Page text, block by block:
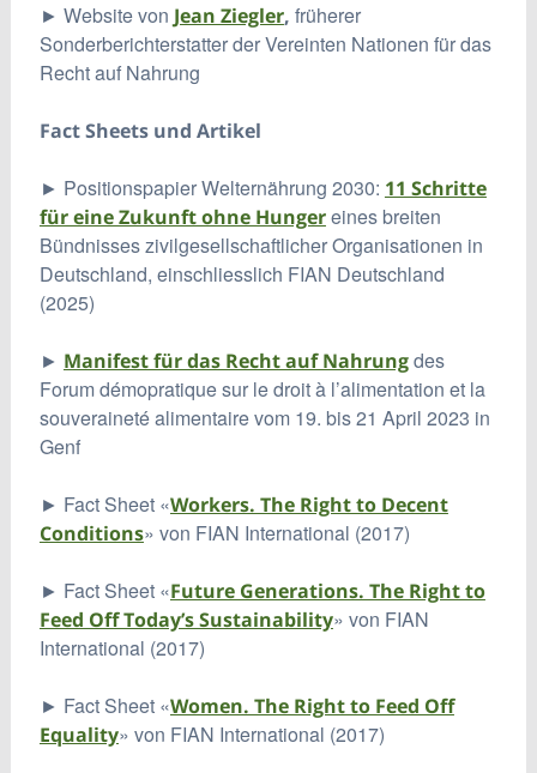
► Website von Jean Ziegler, früherer
Sonderberichterstatter der Vereinten Nationen für das
Recht auf Nahrung
Fact Sheets und Artikel
► Positionspapier Welternährung 2030: 11 Schritte
für eine Zukunft ohne Hungereines breiten
Bündnisses zivilgesellschaftlicher Organisationen in
Deutschland, einschliesslich FIAN Deutschland
(2025)
► Manifest für das Recht auf Nahrungdes
Forum démopratique sur le droit à l’alimentation et la
souveraineté alimentaire vom 19. bis 21 April 2023 in
Genf
► Fact Sheet «Workers. The Right to Decent
Conditions» von FIAN International (2017)
► Fact Sheet «Future Generations. The Right to
Feed Off Today’s Sustainability» von FIAN
International (2017)
► Fact Sheet «Women. The Right to Feed Off
Equality» von FIAN International (2017)